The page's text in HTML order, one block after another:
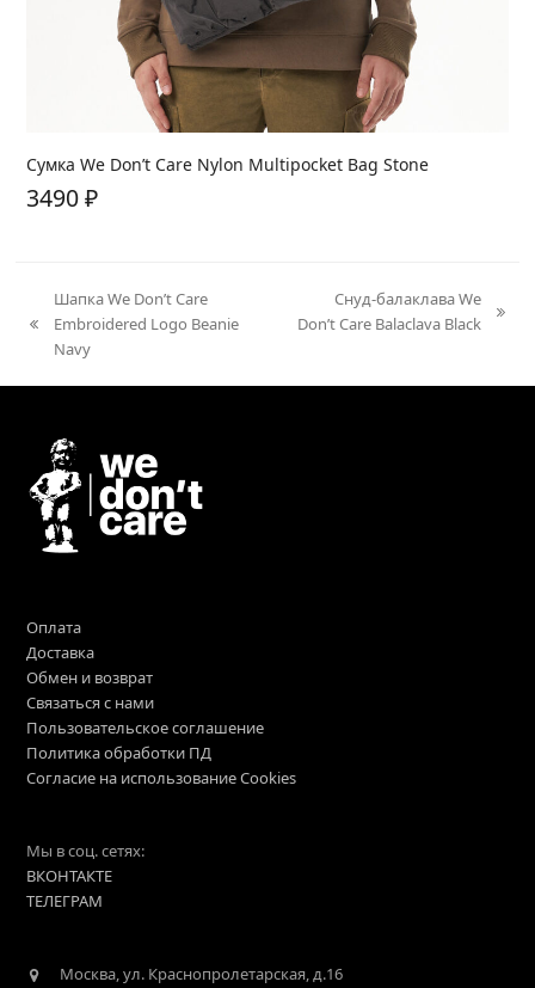
Сумка We Don’t Care Nylon Multipocket Bag Stone
3490₽
previous
post:
Шапка We Don’t Care
Embroidered Logo Beanie
Navy
next
Снуд-балаклава We
Don’t Care Balaclava Black
Оплата
Доставка
Обмен и возврат
Связаться с нами
Пользовательское соглашение
Политика обработки ПД
Согласие на использование Cookies
Мы в соц. сетях:
ВКОНТАКТЕ
ТЕЛЕГРАМ
Москва, ул. Краснопролетарская, д.16